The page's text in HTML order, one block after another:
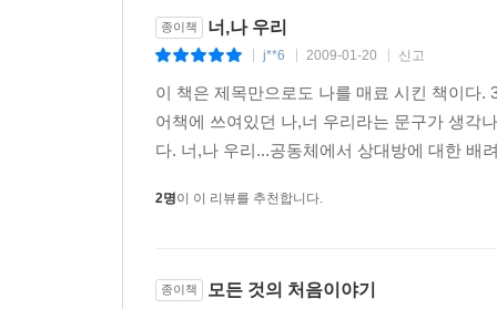
종이책 너,나 우리
j**6 2009-01-20 신고
이 책은 제목만으로도 나를 매료 시킨 책이다
어책에 쓰여있던 나,너 우리라는 문구가 생각
다. 너,나 우리...공동체에서 상대방에 대한 배
2명이 이 리뷰를 추천합니다.
종이책 모든 것의 처음이야기